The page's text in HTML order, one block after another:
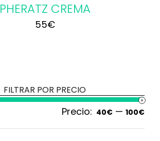
PHERATZ CREMA
55€
FILTRAR POR PRECIO
Precio: 40€ — 100€